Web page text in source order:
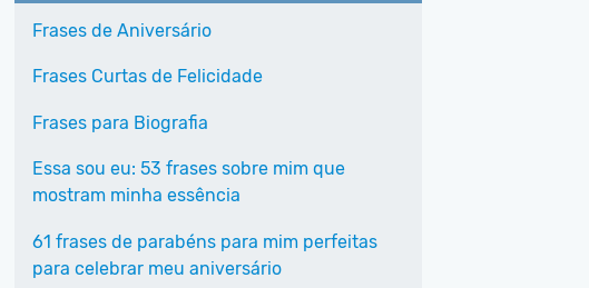
Frases de Aniversário
Frases Curtas de Felicidade
Frases para Biografia
Essa sou eu: 53 frases sobre mim que
mostram minha essência
61 frases de parabéns para mim perfeitas
para celebrar meu aniversário